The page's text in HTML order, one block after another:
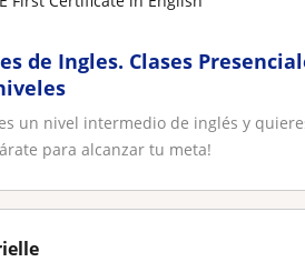
de Ingles. Clases
un nivel intermedio de inglés y
para alcanzar tu meta!